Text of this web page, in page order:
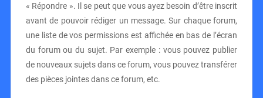
« Répondre ». Il se peut que vous ayez besoin d’être inscrit
avant de pouvoir rédiger un message. Sur chaque forum,
une liste de vos permissions est affichée en bas de l’écran
du forum ou du sujet. Par exemple : vous pouvez publier
de nouveaux sujets dans ce forum, vous pouvez transférer
des pièces jointes dans ce forum, etc.